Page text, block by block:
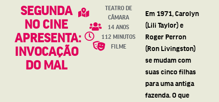
SEGUNDA
NO CINE
APRESENTA:
INVOCAÇÃO
DO MAL
TEATRO DE
CÂMARA
14 ANOS
112 MINUTOS
FILME
Em 1971, Carolyn
(Lili Taylor) e
Roger Perron
(Ron Livingston)
se mudam com
suas cinco filhas
para uma antiga
fazenda. O que